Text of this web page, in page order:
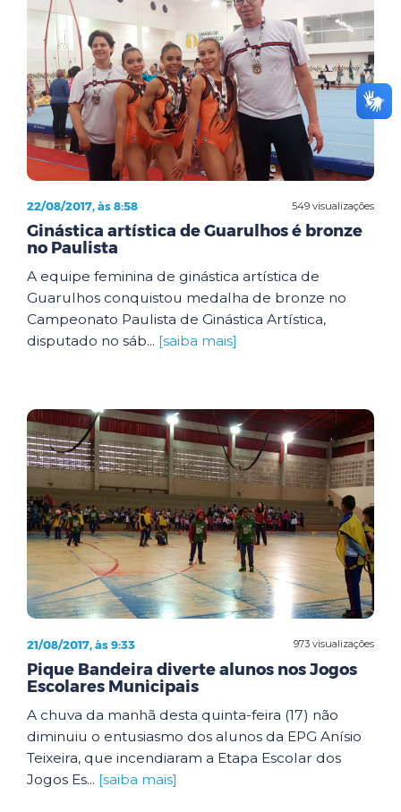
549 visualizações
22/08/2017, às 8:58
Ginástica artística de Guarulhos é bronze
no Paulista
A equipe feminina de ginástica artística de
Guarulhos conquistou medalha de bronze no
Campeonato Paulista de Ginástica Artística,
disputado no sáb... [saiba mais]
973 visualizações
21/08/2017, às 9:33
Pique Bandeira diverte alunos nos Jogos
Escolares Municipais
A chuva da manhã desta quinta-feira (17) não
diminuiu o entusiasmo dos alunos da EPG Anísio
Teixeira, que incendiaram a Etapa Escolar dos
Jogos Es... [saiba mais]